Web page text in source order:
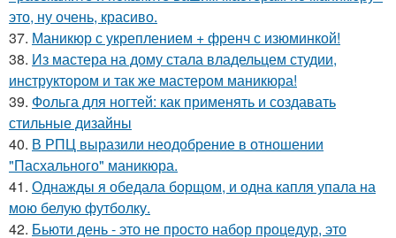
это, ну очень, красиво.
37. Маникюр с укреплением + френч с изюминкой!
38. Из мастера на дому стала владельцем студии,
инструктором и так же мастером маникюра!
39. Фольга для ногтей: как применять и создавать
стильные дизайны
40. В РПЦ выразили неодобрение в отношении
"Пасхального" маникюра.
41. Однажды я обедала борщом, и одна капля упала на
мою белую футболку.
42. Бьюти день - это не просто набор процедур, это